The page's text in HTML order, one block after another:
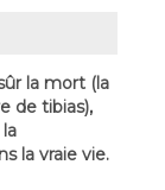
la mort (la
de tibias),
la vraie vie.